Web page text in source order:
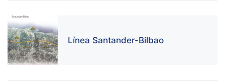
Línea Santander-Bilbao